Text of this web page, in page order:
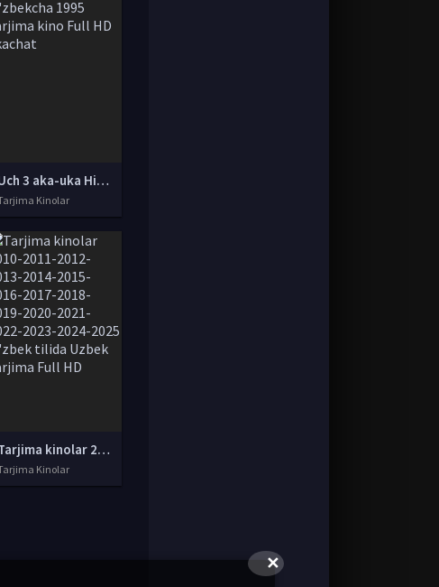
Uch 3 aka-uka Hind kino Uzbek tilida O'zbekcha 1995 tarjima kino Full HD skachat
Kinolar
Tarjima kinolar 2010-2011-2012-2013-2014-2015-2016-2017-2018-2019-2020-2021-2022-2023-2024-2025 O'zbek tilida Uzbek tarjima Full HD
Kinolar
✕